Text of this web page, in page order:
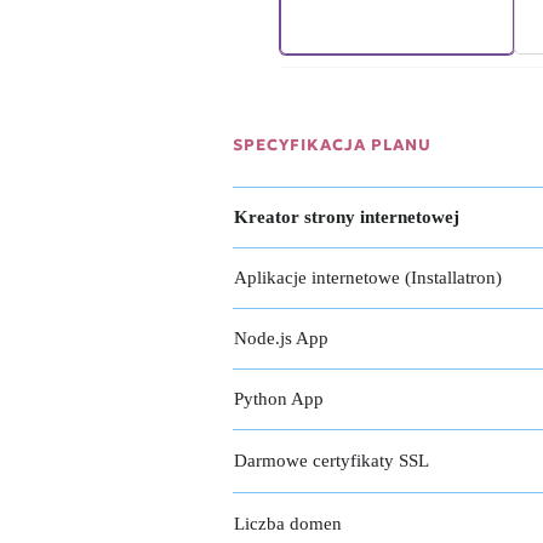
SPECYFIKACJA PLANU
Kreator strony internetowej
Aplikacje internetowe (Installatron)
Node.js App
Python App
Darmowe certyfikaty SSL
Liczba domen